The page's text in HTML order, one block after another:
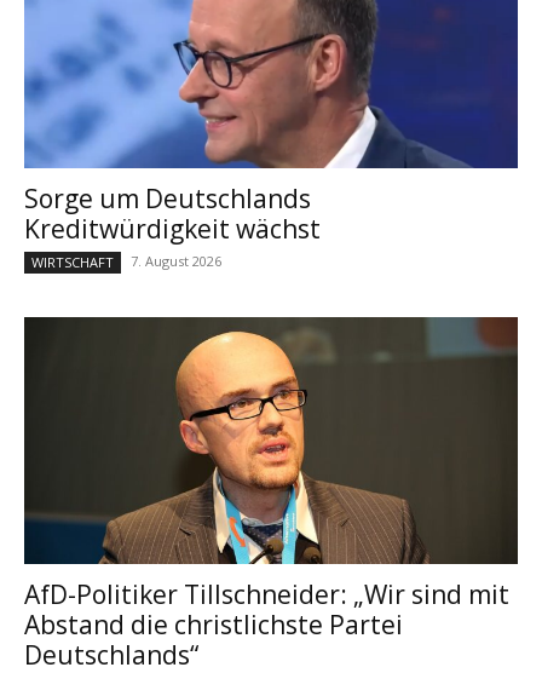
Sorge um Deutschlands
Kreditwürdigkeit wächst
WIRTSCHAFT 7. August 2026
AfD-Politiker Tillschneider: „Wir sind mit
Abstand die christlichste Partei
Deutschlands“